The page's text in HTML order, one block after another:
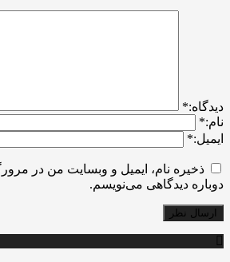
ديدگاه:*
نام:*
ایمیل:*
ذخیره نام، ایمیل و وبسایت من در
دوباره دیدگاهی می‌نویسم.